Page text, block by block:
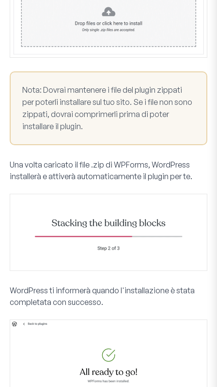
Nota: Dovrai mantenere i file del plugin zippati
per poterli installare sul tuo sito. Se i file non sono
zippati, dovrai comprimerli prima di poter
installare il plugin.
Una volta caricato il file .zip di WPForms, WordPress
installerà e attiverà automaticamente il plugin per te.
WordPress ti informerà quando l'installazione è stata
completata con successo.